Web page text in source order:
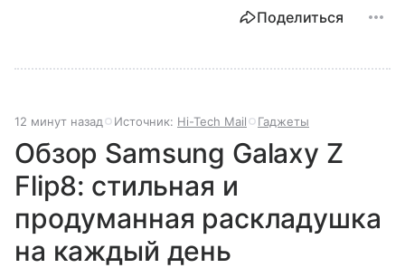
Поделиться
12 минут назад Источник: Hi-Tech Mail Гаджеты
Обзор Samsung Galaxy Z
Flip8: стильная и
продуманная раскладушка
на каждый день